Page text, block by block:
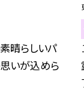
晴らしいパ
いが込めら